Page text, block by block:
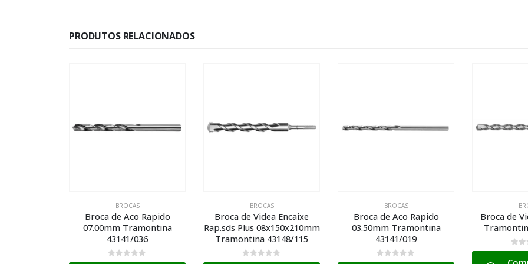
PRODUTOS RELACIONADOS
BROCAS
Broca de Videa Encaixe
Rap.sds Plus 08x150x210mm
Tramontina 43148/115
0de 5
BROCAS
Broca de Aco Rapido
03.50mm Tramontina
43141/019
0de 5
BROCAS
Broca de Videa 10.00mm
Tramontina 43142/010
0de 5
Broca de
02.00mm
0